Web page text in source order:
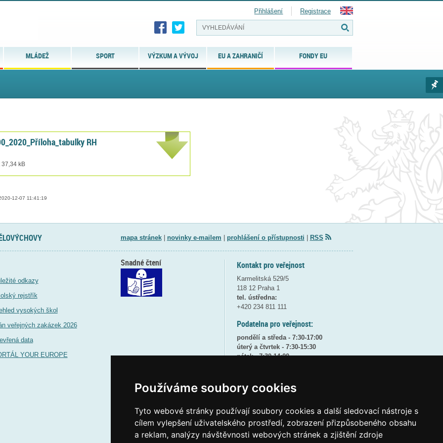
Používáme soubory cookies
Tyto webové stránky používají soubory cookies a další sledovací nástroje s
cílem vylepšení uživatelského prostředí, zobrazení přizpůsobeného obsahu
a reklam, analýzy návštěvnosti webových stránek a zjištění zdroje
MLÁDEŽ SPORT VÝZKUM A VÝVOJ EU A ZAHRANIČÍ FONDY EU
Přihlášení Registrace
RH
37,34 kB
12-07 11:41:19
mapa stránek| novinky e-mailem prohlášení o přístupnosti RSS
odkazy
rejstřík
vysokých škol
veřejných zakázek 2026
data
YOUR EUROPE
Kontakt pro veřejnost
Karmelitská 529/5
118 12 Praha 1
tel. ústředna:
+420 234 811 111
Podatelna pro veřejnost:
pondělí a středa - 7:30-17:00
úterý a čtvrtek - 7:30-15:30
pátek - 7:30-14:00
(více informacíZDE)
posta@msmtgovcz
ID datové schránky: vidaawt
Snadné čtení